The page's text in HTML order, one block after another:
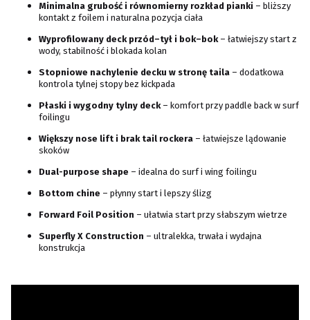
Minimalna grubość i równomierny rozkład pianki – bliższy
kontakt z foilem i naturalna pozycja ciała
Wyprofilowany deck przód–tył i bok–bok– łatwiejszy start z
wody, stabilność i blokada kolan
Stopniowe nachylenie decku w stronę taila – dodatkowa
kontrola tylnej stopy bez kickpada
Płaski i wygodny tylny deck– komfort przy paddle back w surf
foilingu
Większy nose lift i brak tail rockera – łatwiejsze lądowanie
skoków
Dual-purpose shape – idealna do surf i wing foilingu
Bottom chine – płynny start i lepszy ślizg
Forward Foil Position – ułatwia start przy słabszym wietrze
Superfly X Construction – ultralekka, trwała i wydajna
konstrukcja